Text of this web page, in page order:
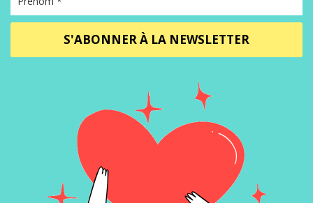
S'ABONNER À LA NEWSLETTER